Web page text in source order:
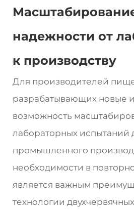
надежности от
к производству
Для производителей
разрабатывающих новые
возможность
лабораторных испытаний
промышленного
необходимости в
является важным
технологии